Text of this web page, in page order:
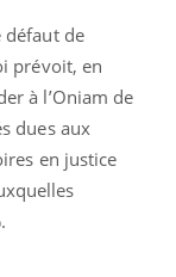
défaut de
prévoit, en
à l’Oniam de
dues aux
en justice